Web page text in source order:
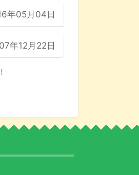
年05月04日
年12月22日